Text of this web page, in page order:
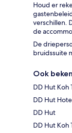
Houd er
verschillen.
de
De
bruidssuite
Ook
DD Hut Koh
DD Hut
DD Hut
DD Hut Koh